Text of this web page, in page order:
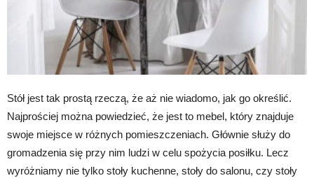
Stół jest tak prostą rzeczą, że aż nie wiadomo, jak go określić.
Najprościej można powiedzieć, że jest to mebel, który znajduje
swoje miejsce w różnych pomieszczeniach. Głównie służy do
gromadzenia się przy nim ludzi w celu spożycia posiłku. Lecz
wyróżniamy nie tylko stoły kuchenne, stoły do salonu, czy stoły